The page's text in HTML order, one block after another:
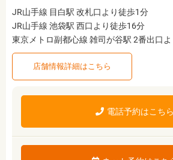
JR山手線 目白駅 改札口より徒歩1分
JR山手線 池袋駅 西口より徒歩16分
東京メトロ副都心線 雑司が谷駅 2番出口
店舗情報詳細はこちら
電話予約はこちら